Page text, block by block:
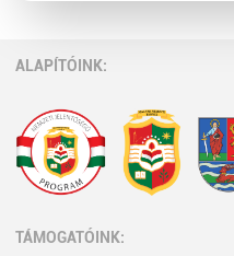
ALAPÍTÓINK:
TÁMOGATÓINK: